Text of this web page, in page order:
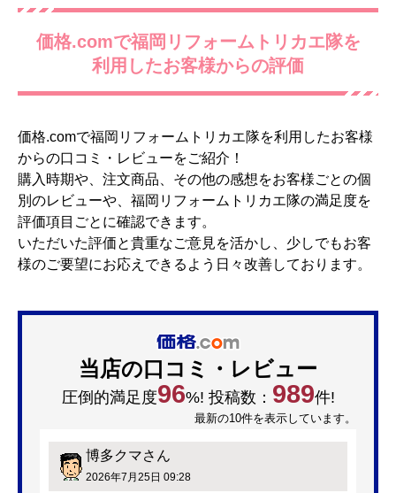
価格.comで福岡リフォームトリカエ隊を
利用したお客様からの評価
価格.comで福岡リフォームトリカエ隊を利用したお客様
からの口コミ・レビューをご紹介！
購入時期や、注文商品、その他の感想をお客様ごとの個
別のレビューや、福岡リフォームトリカエ隊の満足度を
評価項目ごとに確認できます。
いただいた評価と貴重なご意見を活かし、少しでもお客
様のご要望にお応えできるよう日々改善しております。
当店の口コミ・レビュー
圧倒的満足度96%! 投稿数： 989件!
最新の10件を表示しています。
博多クマさん
2026年7月25日 09:28